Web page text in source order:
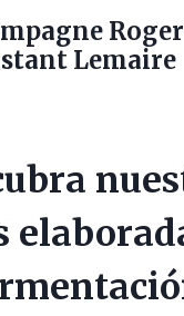
Lemaire